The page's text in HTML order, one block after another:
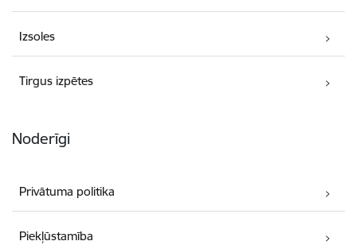
Izsoles
Tirgus izpētes
Noderīgi
Privātuma politika
Piekļūstamība